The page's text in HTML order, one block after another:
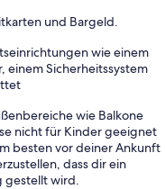
und Bargeld.
wie einem
einem Sicherheitssystem
wie Balkone
nicht für Kinder geeignet
besten vor deiner Ankunft
dass dir ein
gestellt wird.